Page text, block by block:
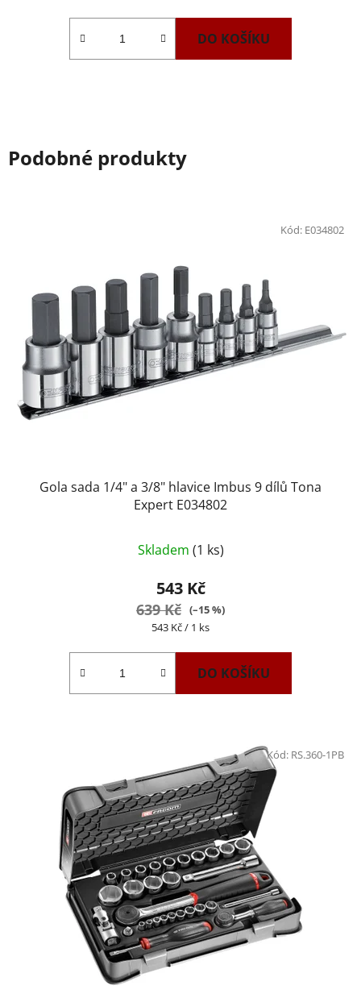
DO KOŠÍKU
Podobné produkty
Gola sada 1/4" a 3/8" hlavice Imbus 9 dílů Tona
Expert E034802
Skladem (1 ks)
543 Kč
639 Kč (–15 %)
Měrná
543 Kč / 1 ks
DO KOŠÍKU
Kód: E034802
Kód: RS.360-1PB